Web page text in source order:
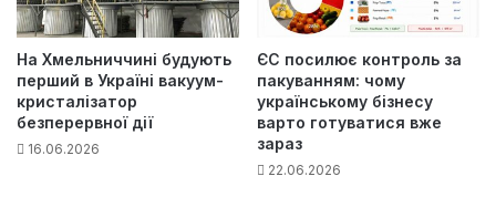
На Хмельниччині будують
перший в Україні вакуум-
кристалізатор
безперервної дії
16.06.2026
ЄС посилює контроль за
пакуванням: чому
українському бізнесу
варто готуватися вже
зараз
22.06.2026